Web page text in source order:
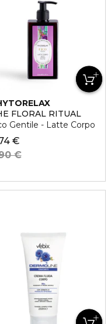
Nourishing Milk
FLORAL RITUAL
Gentile - Latte Corpo
€
€